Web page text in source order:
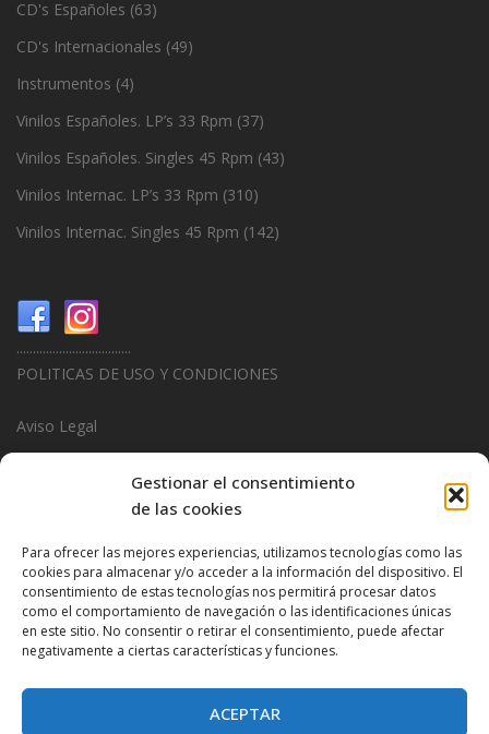
Gestionar el consentimiento
de las cookies
Para ofrecer las mejores experiencias, utilizamos tecnologías como las
cookies para almacenar y/o acceder a la información del dispositivo. El
consentimiento de estas tecnologías nos permitirá procesar datos
como el comportamiento de navegación o las identificaciones únicas
en este sitio. No consentir o retirar el consentimiento, puede afectar
negativamente a ciertas características y funciones.
ACEPTAR
CD's Españoles (63)
CD's Internacionales (49)
Instrumentos (4)
Vinilos Españoles. LP’s 33 Rpm (37)
Vinilos Españoles. Singles 45 Rpm (43)
Vinilos Internac. LP’s 33 Rpm (310)
Vinilos Internac. Singles 45 Rpm (142)
...................................
POLITICAS DE USO Y CONDICIONES
Aviso Legal
Politica de Privacidad
...................................
Design & Promotions ByHitred.com